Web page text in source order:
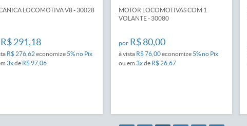
LOCOMOTIVA V8 - 30028
R$ 291,18
R$ 276,62economize 5%no Pix
3xde R$ 97,06
MOTOR LOCOMOTIVAS COM 1
VOLANTE - 30080
por R$ 80,00
à vista R$ 76,00economize 5%no Pix
ou em 3xde R$ 26,67